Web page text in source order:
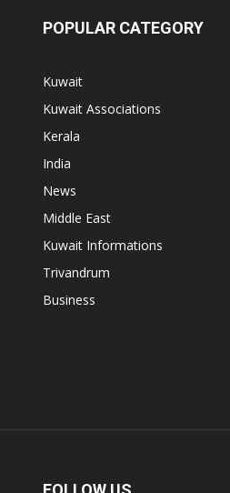
POPULAR CATEGORY
Kuwait
Kuwait Associations
Kerala
India
News
Middle East
Kuwait Informations
Trivandrum
Business